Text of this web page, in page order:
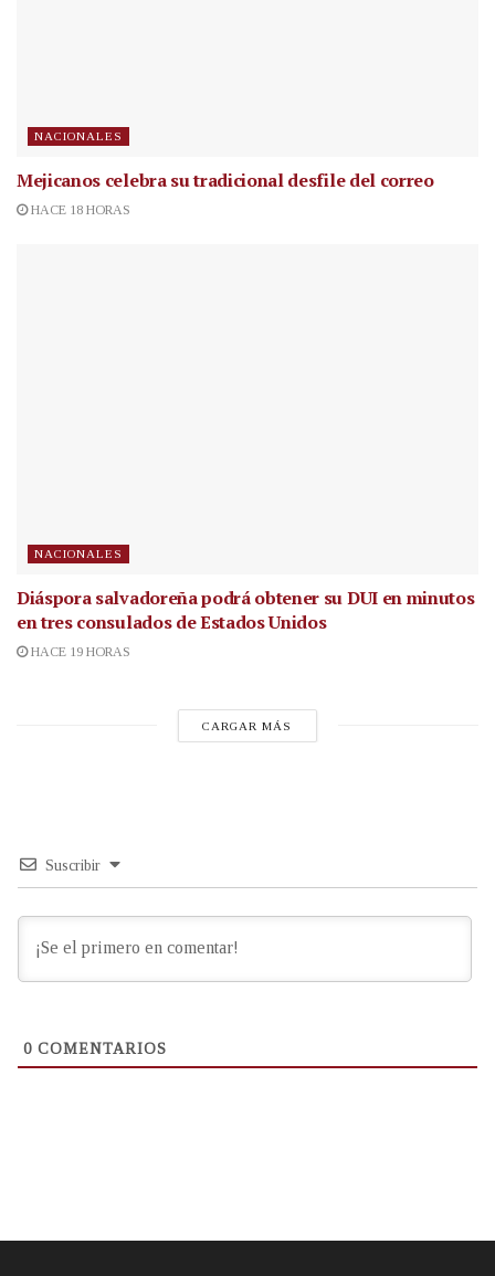
NACIONALES
Mejicanos celebra su tradicional desfile del correo
HACE 18 HORAS
NACIONALES
Diáspora salvadoreña podrá obtener su DUI en minutos
en tres consulados de Estados Unidos
HACE 19 HORAS
CARGAR MÁS
Suscribir
0 COMENTARIOS